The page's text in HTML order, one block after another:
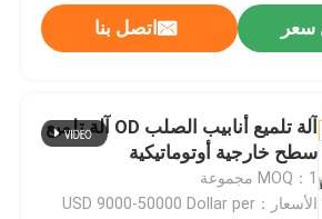
اتصل بنا
آلة تلميع أنابيب الصلب OD آلة تلميع
سطح خارجية أوتوماتيكية
MOQ：1 مجموعة
الأسعار：USD 9000-50000 Dollar per